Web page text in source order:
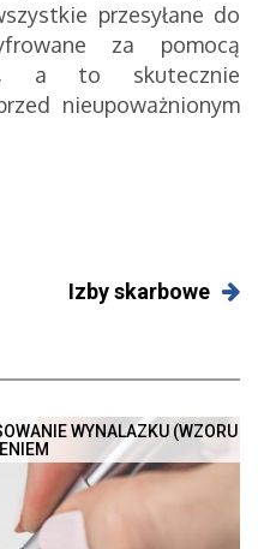
przesyłane do
za pomocą
a to skutecznie
nieupoważnionym
Izby skarbowe
WYNALAZKU (WZORU